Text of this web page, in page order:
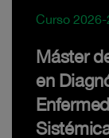
Curso 2026-
Máster
en